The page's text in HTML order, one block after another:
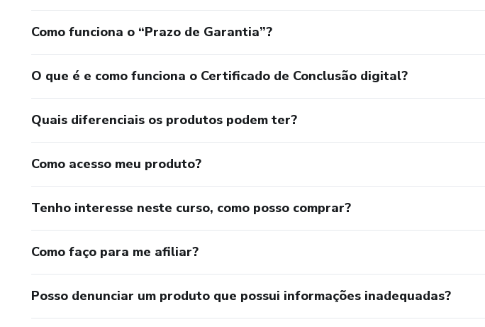
Como funciona o “Prazo de Garantia”?
O que é e como funciona o Certificado de Conclusão digital?
Quais diferenciais os produtos podem ter?
Como acesso meu produto?
Tenho interesse neste curso, como posso comprar?
Como faço para me afiliar?
Posso denunciar um produto que possui informações inadequadas?